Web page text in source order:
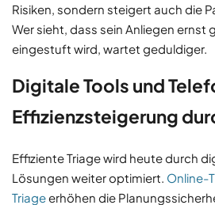
Risiken, sondern steigert auch die
Wer sieht, dass sein Anliegen ernst
eingestuft wird, wartet geduldiger.
Digitale Tools und
Effizienzsteigerung
Effiziente Triage wird heute durch
Lösungen weiter optimiert. Online-
Triageerhöhen die